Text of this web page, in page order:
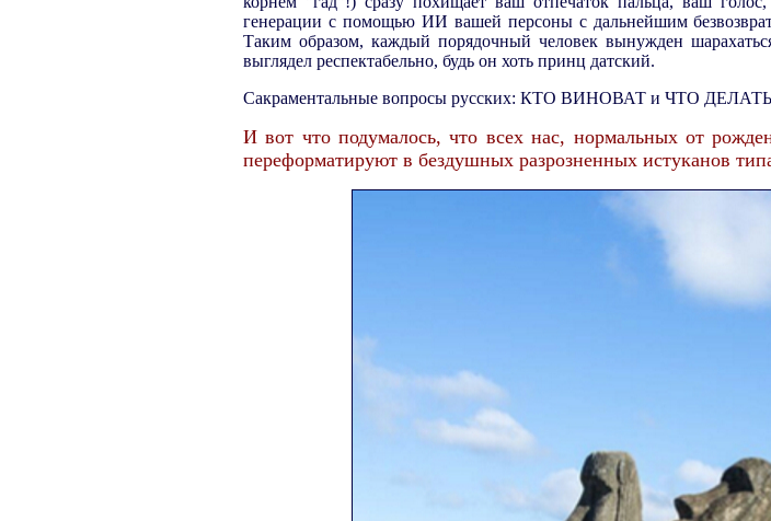
генерации с помощью ИИ вашей персоны с дальнейшим
Таким образом, каждый порядочный человек вынужден
выглядел респектабельно, будь он хоть принц датский.
Сакраментальные вопросы русских: КТО ВИНОВАТ и ЧТО ДЕЛАТЬ
И вот что подумалось, что всех нас, нормальных от
переформатируют в бездушных разрозненных истуканов